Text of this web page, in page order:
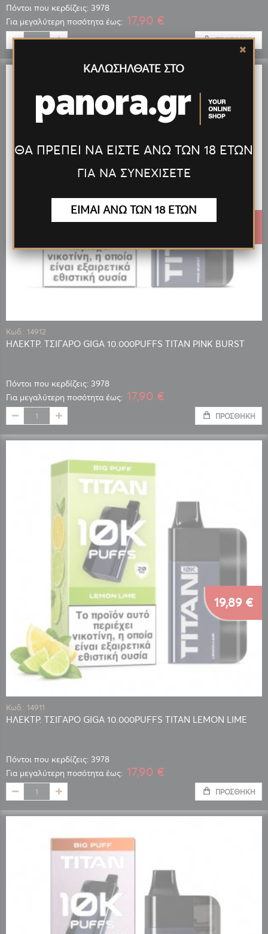
Πόντοι που κερδίζεις: 3978
Για μεγαλύτερη ποσότητα έως: 17,90 €
ΠΡΟΣΘΉΚΗ
Κωδ.: 14912
ΗΛΕΚΤΡ. ΤΣΙΓΑΡΟ GIGA 10.000PUFFS TITAN PINK BURST
Πόντοι που κερδίζεις: 3978
19,89 €
Για μεγαλύτερη ποσότητα έως: 17,90 €
ΠΡΟΣΘΉΚΗ
Κωδ.: 14911
ΗΛΕΚΤΡ. ΤΣΙΓΑΡΟ GIGA 10.000PUFFS TITAN LEMON LIME
Πόντοι που κερδίζεις: 3978
19,89 €
Για μεγαλύτερη ποσότητα έως: 17,90 €
ΠΡΟΣΘΉΚΗ
ΚΑΛΩΣΗΛΘΑΤΕ ΣΤΟ
ΘΑ ΠΡΕΠΕΙ ΝΑ ΕΙΣΤΕ ΑΝΩ ΤΩΝ 18 ΕΤΩΝ
ΓΙΑ ΝΑ ΣΥΝΕΧΙΣΕΤΕ
ΕΙΜΑΙ ΑΝΩ ΤΩΝ 18 ΕΤΩΝ